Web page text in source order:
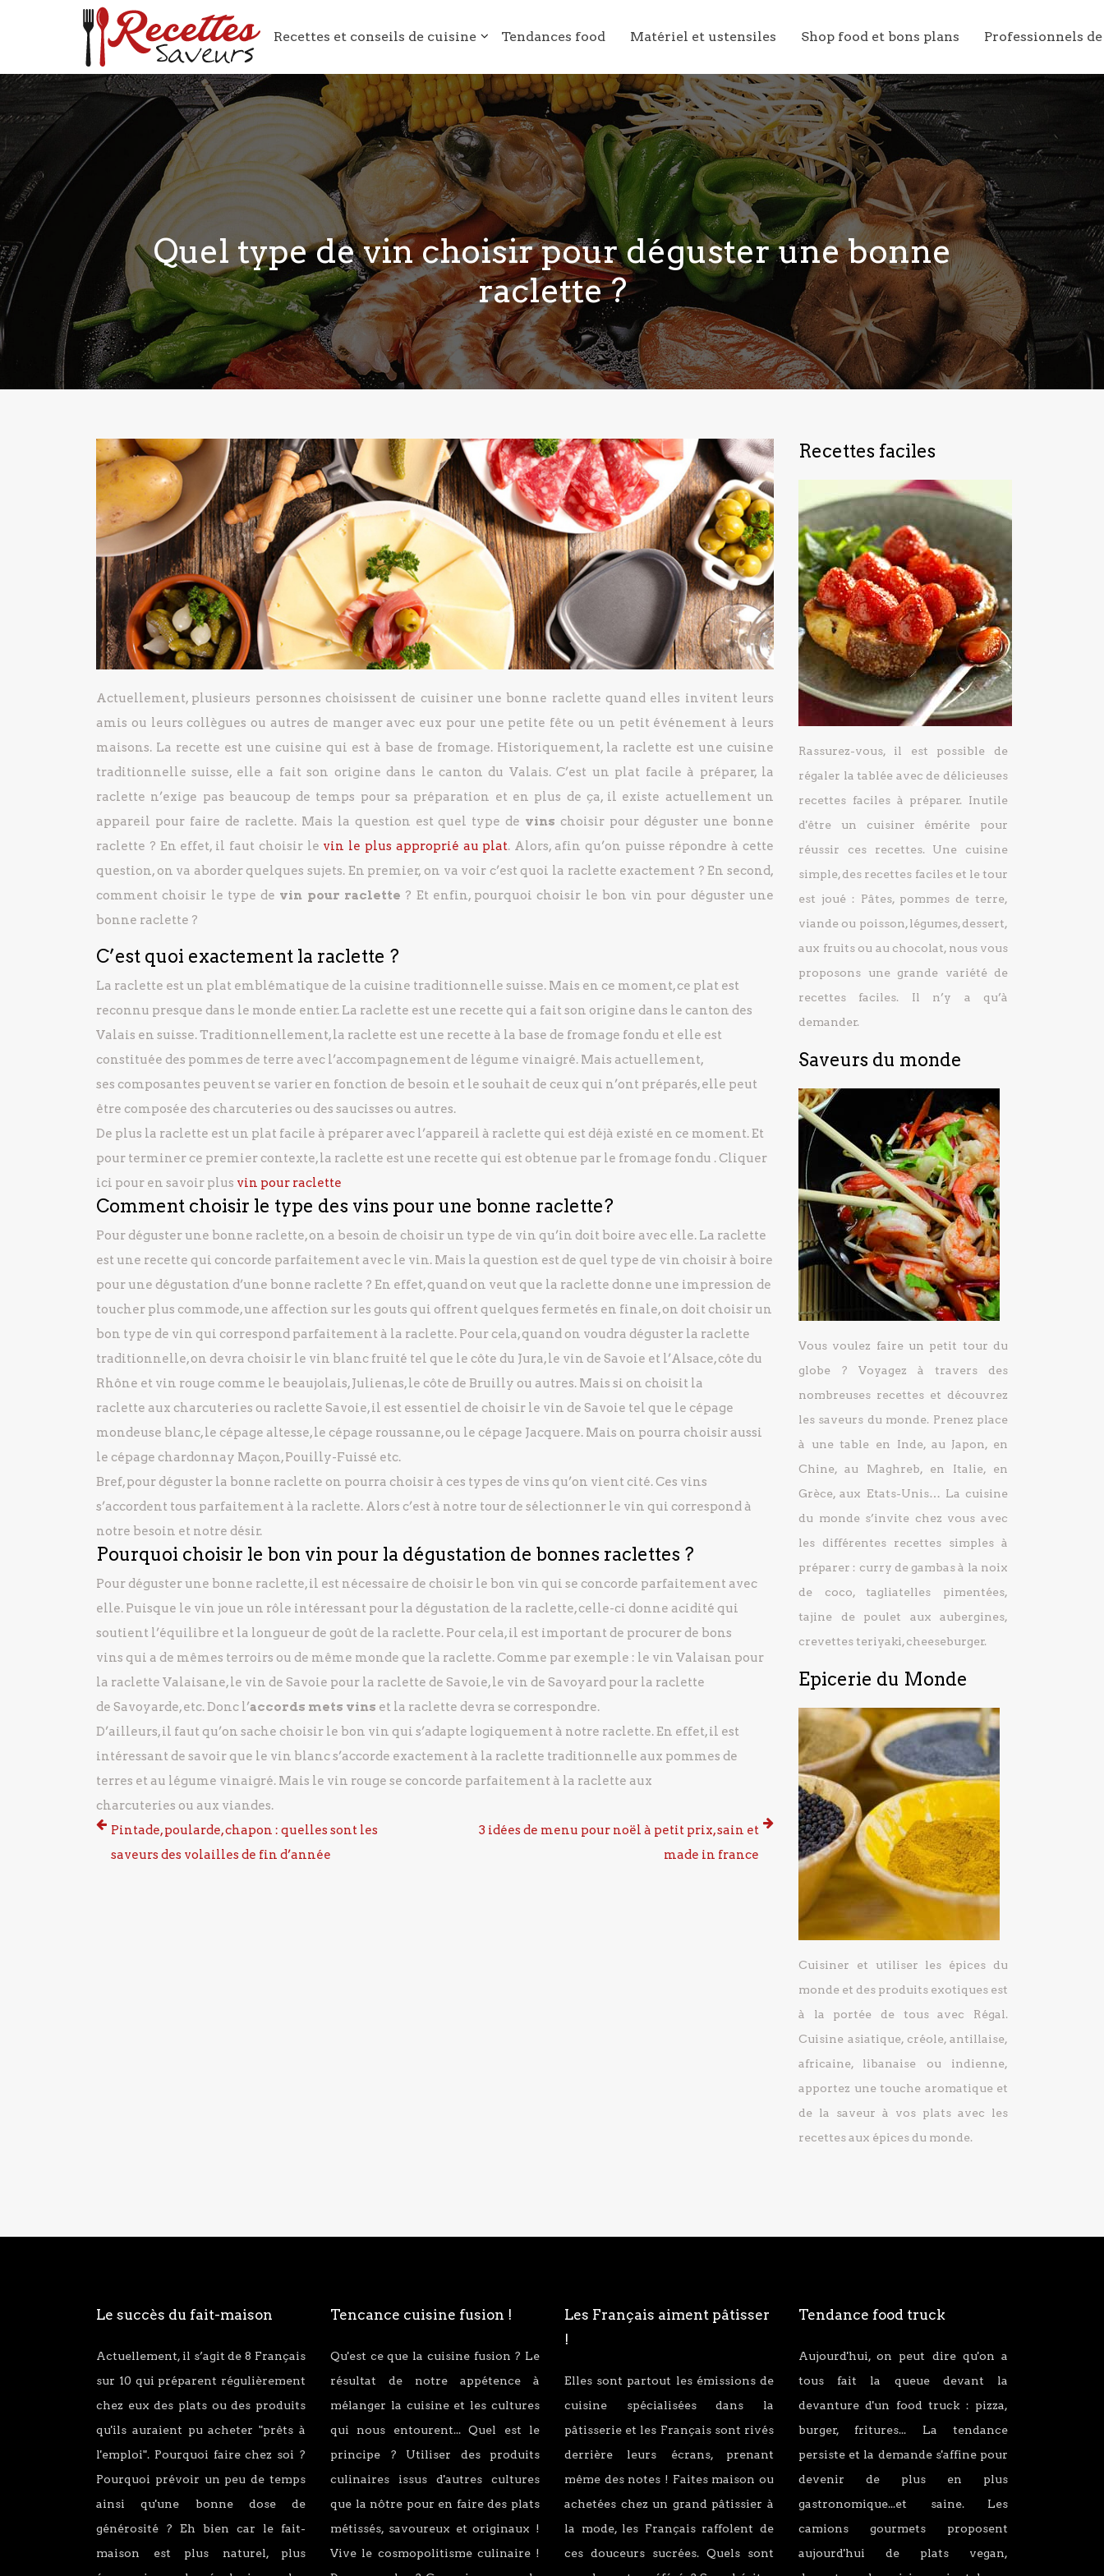
Recettes et conseils de cuisine Tendances food Matériel et ustensiles Shop food et bons plans Professionnels
Quel type de vin choisir pour déguster une bonne
raclette ?
Actuellement, plusieurs personnes choisissent de cuisiner une bonne raclette quand elles invitent leurs
amis ou leurs collègues ou autres de manger avec eux pour une petite fête ou un petit événement à leurs
maisons. La recette est une cuisine qui est à base de fromage. Historiquement, la raclette est une cuisine
traditionnelle suisse, elle a fait son origine dans le canton du Valais. C’est un plat facile à préparer, la
raclette n’exige pas beaucoup de temps pour sa préparation et en plus de ça, il existe actuellement un
appareil pour faire de raclette. Mais la question est quel type de vins choisir pour déguster une bonne
raclette ? En effet, il faut choisir le vin le plus approprié au plat. Alors, afin qu’on puisse répondre à cette
question, on va aborder quelques sujets. En premier, on va voir c’est quoi la raclette exactement ? En second,
comment choisir le type de vin pour raclette ? Et enfin, pourquoi choisir le bon vin pour déguster une
bonne raclette ?
C’est quoi exactement la raclette ?
La raclette est un plat emblématique de la cuisine traditionnelle suisse. Mais en ce moment, ce plat est
reconnu presque dans le monde entier. La raclette est une recette qui a fait son origine dans le canton des
Valais en suisse. Traditionnellement, la raclette est une recette à la base de fromage fondu et elle est
constituée des pommes de terre avec l’accompagnement de légume vinaigré. Mais actuellement,
ses composantes peuvent se varier en fonction de besoin et le souhait de ceux qui n’ont préparés, elle peut
être composée des charcuteries ou des saucisses ou autres.
De plus la raclette est un plat facile à préparer avec l’appareil à raclette qui est déjà existé en ce moment. Et
pour terminer ce premier contexte, la raclette est une recette qui est obtenue par le fromage fondu . Cliquer
ici pour en savoir plus vin pour raclette
Comment choisir le type des vins pour une bonne raclette?
Pour déguster une bonne raclette, on a besoin de choisir un type de vin qu’in doit boire avec elle. La raclette
est une recette qui concorde parfaitement avec le vin. Mais la question est de quel type de vin choisir à boire
pour une dégustation d’une bonne raclette ? En effet, quand on veut que la raclette donne une impression de
toucher plus commode, une affection sur les gouts qui offrent quelques fermetés en finale, on doit choisir un
bon type de vin qui correspond parfaitement à la raclette. Pour cela, quand on voudra déguster la raclette
traditionnelle, on devra choisir le vin blanc fruité tel que le côte du Jura, le vin de Savoie et l’Alsace, côte du
Rhône et vin rouge comme le beaujolais, Julienas, le côte de Bruilly ou autres. Mais si on choisit la
raclette aux charcuteries ou raclette Savoie, il est essentiel de choisir le vin de Savoie tel que le cépage
mondeuse blanc, le cépage altesse, le cépage roussanne, ou le cépage Jacquere. Mais on pourra choisir aussi
le cépage chardonnay Maçon, Pouilly-Fuissé etc.
Bref, pour déguster la bonne raclette on pourra choisir à ces types de vins qu’on vient cité. Ces vins
s’accordent tous parfaitement à la raclette. Alors c’est à notre tour de sélectionner le vin qui correspond à
notre besoin et notre désir.
Pourquoi choisir le bon vin pour la dégustation de bonnes raclettes ?
Pour déguster une bonne raclette, il est nécessaire de choisir le bon vin qui se concorde parfaitement avec
elle. Puisque le vin joue un rôle intéressant pour la dégustation de la raclette, celle-ci donne acidité qui
soutient l’équilibre et la longueur de goût de la raclette. Pour cela, il est important de procurer de bons
vins qui a de mêmes terroirs ou de même monde que la raclette. Comme par exemple : le vin Valaisan pour
la raclette Valaisane, le vin de Savoie pour la raclette de Savoie, le vin de Savoyard pour la raclette
de Savoyarde, etc. Donc l’accords mets vins et la raclette devra se correspondre.
D’ailleurs, il faut qu’on sache choisir le bon vin qui s’adapte logiquement à notre raclette. En effet, il est
intéressant de savoir que le vin blanc s’accorde exactement à la raclette traditionnelle aux pommes de
terres et au légume vinaigré. Mais le vin rouge se concorde parfaitement à la raclette aux
charcuteries ou aux viandes.
Pintade, poularde, chapon : quelles sont les
saveurs des volailles de fin d’année
3 idées de menu pour noël à petit prix, sain et
made in france
Recettes faciles
Rassurez-vous, il est possible de
régaler la tablée avec de délicieuses
recettes faciles à préparer. Inutile
d'être un cuisiner émérite pour
réussir ces recettes. Une cuisine
simple, des recettes faciles et le tour
est joué : Pâtes, pommes de terre,
viande ou poisson, légumes, dessert,
aux fruits ou au chocolat, nous vous
proposons une grande variété de
recettes faciles. Il n’y a qu’à
demander.
Saveurs du monde
Vous voulez faire un petit tour du
globe ? Voyagez à travers des
nombreuses recettes et découvrez
les saveurs du monde. Prenez place
à une table en Inde, au Japon, en
Chine, au Maghreb, en Italie, en
Grèce, aux Etats-Unis… La cuisine
du monde s’invite chez vous avec
les différentes recettes simples à
préparer : curry de gambas à la noix
de coco, tagliatelles pimentées,
tajine de poulet aux aubergines,
crevettes teriyaki, cheeseburger.
Epicerie du Monde
Cuisiner et utiliser les épices du
monde et des produits exotiques est
à la portée de tous avec Régal.
Cuisine asiatique, créole, antillaise,
africaine, libanaise ou indienne,
apportez une touche aromatique et
de la saveur à vos plats avec les
recettes aux épices du monde.
Le succès du fait-maison
Actuellement, il s’agit de 8 Français
sur 10 qui préparent régulièrement
chez eux des plats ou des produits
qu'ils auraient pu acheter "prêts à
l'emploi". Pourquoi faire chez soi ?
Pourquoi prévoir un peu de temps
ainsi qu'une bonne dose de
générosité ? Eh bien car le fait-
maison est plus naturel, plus
Tencance cuisine fusion !
Qu'est ce que la cuisine fusion ? Le
résultat de notre appétence à
mélanger la cuisine et les cultures
qui nous entourent... Quel est le
principe ? Utiliser des produits
culinaires issus d'autres cultures
que la nôtre pour en faire des plats
métissés, savoureux et originaux !
Vive le cosmopolitisme culinaire !
Les Français aiment pâtisser
!
Elles sont partout les émissions de
cuisine spécialisées dans la
pâtisserie et les Français sont rivés
derrière leurs écrans, prenant
même des notes ! Faites maison ou
achetées chez un grand pâtissier à
la mode, les Français raffolent de
ces douceurs sucrées. Quels sont
Tendance food truck
Aujourd'hui, on peut dire qu'on a
tous fait la queue devant la
devanture d'un food truck : pizza,
burger, fritures... La tendance
persiste et la demande s'affine pour
devenir de plus en plus
gastronomique...et saine. Les
camions gourmets proposent
aujourd'hui de plats vegan,